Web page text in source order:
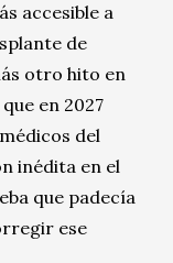
accesible a
de
otro hito en
en 2027
del
inédita en el
que padecía
ese